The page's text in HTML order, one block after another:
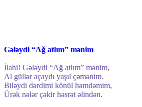
Gələydi “Ağ atlım” mənim
İlahi! Gələydi “Ağ atlım” mənim,
Al güllər açaydı yaşıl çəmənim.
Biləydi dərdimi könül həmdəmim,
Ürək nələr çəkir həsrət əlindən.